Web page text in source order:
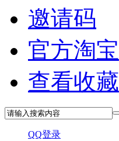
邀请码
官方淘宝
查看收藏
QQ登录